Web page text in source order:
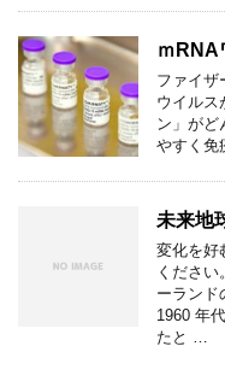
ｍRNA
ファイザ
ウイル
ン」がど
やすく免
未来地
変化を好
くださ
ーランド
1960 年
たと …